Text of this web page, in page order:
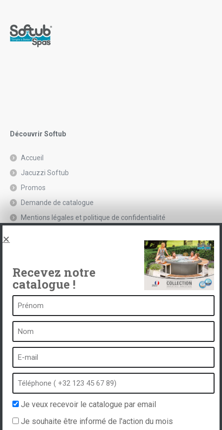
Découvrir Softub
Accueil
Jacuzzi Softub
Promos
Demande de catalogue
Mentions légales et politique de confidentialité
Qu’est-ce qu’un spa ?
Bain à bulles
Spa intérieur
Spa extérieur
Spa en hiver
Spa encastrable
Spa et hydrothérapie
Recevez notre
catalogue !
Je veux recevoir le catalogue par email
Je souhaite être informé de l'action du mois